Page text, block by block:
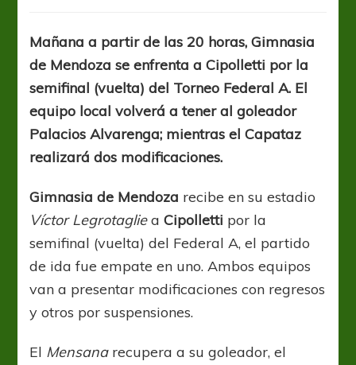
Mendoza
y
Cipolletti
definen
al
segundo
finalista
Mañana a partir de las 20 horas, Gimnasia
de Mendoza se enfrenta a Cipolletti por la
semifinal (vuelta) del Torneo Federal A. El
equipo local volverá a tener al goleador
Palacios Alvarenga; mientras el Capataz
realizará dos modificaciones.
Gimnasia de Mendoza recibe en su estadio
Víctor LegrotaglieaCipolletti por la
semifinal (vuelta) del Federal A, el partido
de ida fue empate en uno. Ambos equipos
van a presentar modificaciones con regresos
y otros por suspensiones.
El Mensanarecupera a su goleador, el